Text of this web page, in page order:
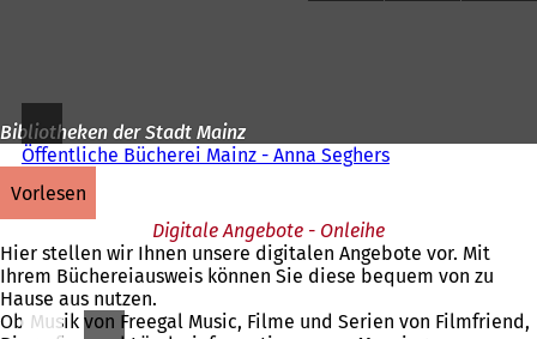
Bibliotheken der Stadt Mainz
Öffentliche Bücherei Mainz - Anna Seghers
vorlesen
Digitale Angebote - Onleihe
Hier stellen wir Ihnen unsere digitalen Angebote vor. Mit
Ihrem Büchereiausweis können Sie diese bequem von zu
Hause aus nutzen.
Ob Musik von Freegal Music, Filme und Serien von Filmfriend,